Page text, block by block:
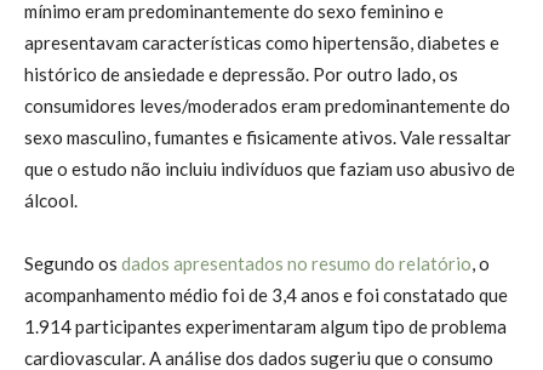
mínimo eram predominantemente do sexo feminino e
apresentavam características como hipertensão, diabetes e
histórico de ansiedade e depressão. Por outro lado, os
consumidores leves/moderados eram predominantemente do
sexo masculino, fumantes e fisicamente ativos. Vale ressaltar
que o estudo não incluiu indivíduos que faziam uso abusivo de
álcool.
Segundo os dados apresentados no resumo do relatório , o
acompanhamento médio foi de 3,4 anos e foi constatado que
1.914 participantes experimentaram algum tipo de problema
cardiovascular. A análise dos dados sugeriu que o consumo